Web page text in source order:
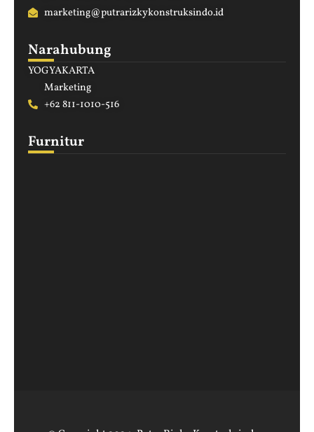
marketing@putrarizkykonstruksindo.id
Narahubung
YOGYAKARTA
Marketing
+62 811-1010-516
Furnitur